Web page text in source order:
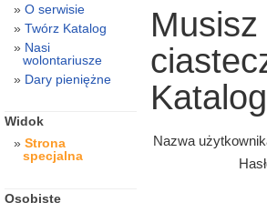
Musisz
Nazwa
O serwisie
Twórz Katalog
Nasi
wolontariusze
Dary pieniężne
Widok
Strona
specjalna
Osobiste